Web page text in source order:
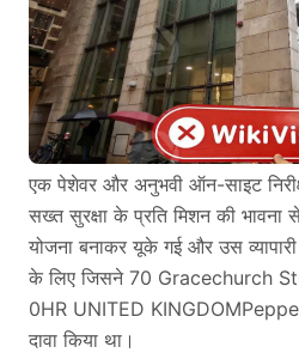
एक पेशेवर और अनुभवी ऑन-साइट
सख्त सुरक्षा के प्रति मिशन की भावना
योजना बनाकर यूके गई और उस
के लिए जिसने 70 Gracechurch
0HR UNITED
दावा किया था।